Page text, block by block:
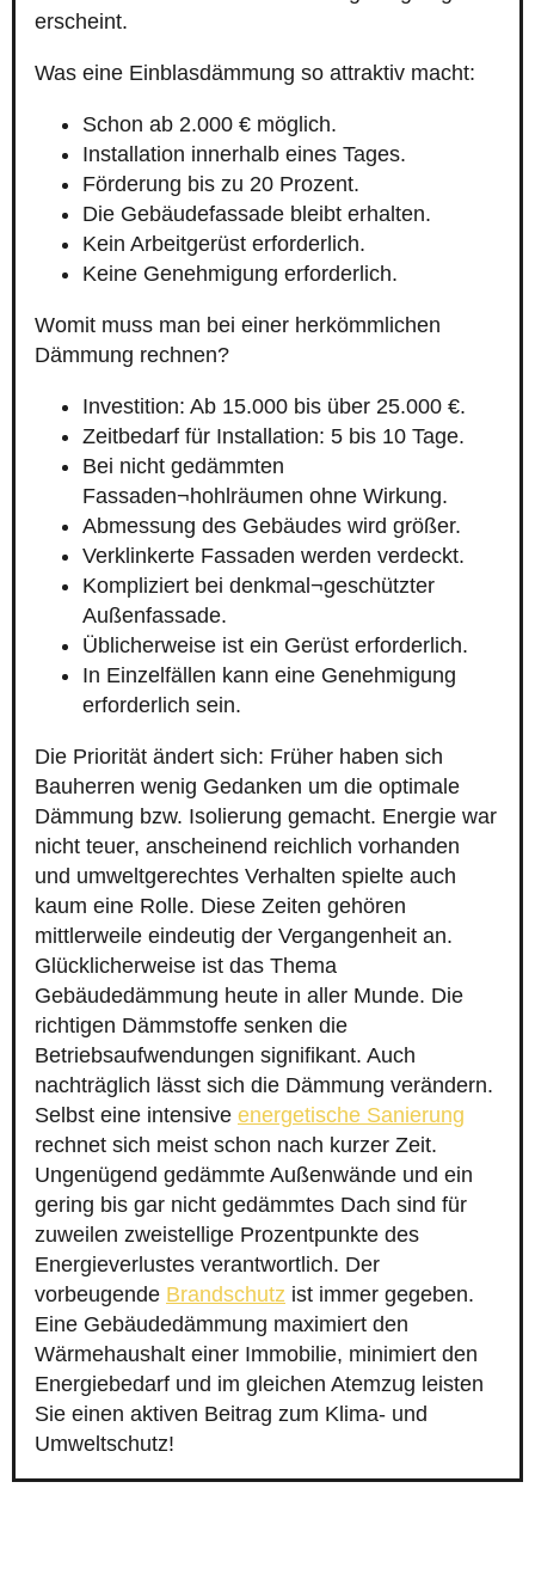
erscheint.
Was eine Einblasdämmung so attraktiv macht:
Schon ab 2.000 € möglich.
Installation innerhalb eines Tages.
Förderung bis zu 20 Prozent.
Die Gebäudefassade bleibt erhalten.
Kein Arbeitgerüst erforderlich.
Keine Genehmigung erforderlich.
Womit muss man bei einer herkömmlichen
Dämmung rechnen?
Investition: Ab 15.000 bis über 25.000 €.
Zeitbedarf für Installation: 5 bis 10 Tage.
Bei nicht gedämmten
Fassaden¬hohlräumen ohne Wirkung.
Abmessung des Gebäudes wird größer.
Verklinkerte Fassaden werden verdeckt.
Kompliziert bei denkmal¬geschützter
Außenfassade.
Üblicherweise ist ein Gerüst erforderlich.
In Einzelfällen kann eine Genehmigung
erforderlich sein.
Die Priorität ändert sich: Früher haben sich
Bauherren wenig Gedanken um die optimale
Dämmung bzw. Isolierung gemacht. Energie war
nicht teuer, anscheinend reichlich vorhanden
und umweltgerechtes Verhalten spielte auch
kaum eine Rolle. Diese Zeiten gehören
mittlerweile eindeutig der Vergangenheit an.
Glücklicherweise ist das Thema
Gebäudedämmung heute in aller Munde. Die
richtigen Dämmstoffe senken die
Betriebsaufwendungen signifikant. Auch
nachträglich lässt sich die Dämmung verändern.
Selbst eine intensive energetische Sanierung
rechnet sich meist schon nach kurzer Zeit.
Ungenügend gedämmte Außenwände und ein
gering bis gar nicht gedämmtes Dach sind für
zuweilen zweistellige Prozentpunkte des
Energieverlustes verantwortlich. Der
vorbeugende Brandschutz ist immer gegeben.
Eine Gebäudedämmung maximiert den
Wärmehaushalt einer Immobilie, minimiert den
Energiebedarf und im gleichen Atemzug leisten
Sie einen aktiven Beitrag zum Klima- und
Umweltschutz!